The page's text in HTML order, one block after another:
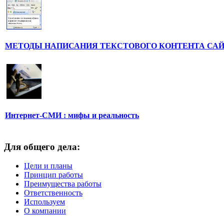
МЕТОДЫ НАПИСАНИЯ ТЕКСТОВОГО КОНТЕНТА
Интернет-СМИ : мифы и реальность
Для общего дела:
Цели и планы
Принцип работы
Преимущества работы
Ответственность
Используем
О компании